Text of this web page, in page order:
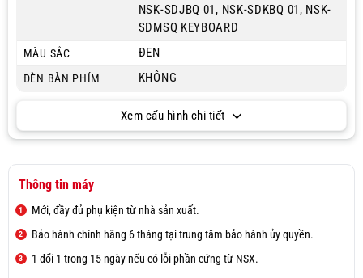
NSK-SDJBQ 01, NSK-SDKBQ 01, NSK-
SDMSQ KEYBOARD
MÀU SẮC ĐEN
ĐÈN BÀN PHÍM KHÔNG
Xem cấu hình chi tiết
Thông tin máy
Mới, đầy đủ phụ kiện từ nhà sản xuất.
Bảo hành chính hãng 6 tháng tại trung tâm bảo hành ủy quyền.
1 đổi 1 trong 15 ngày nếu có lỗi phần cứng từ NSX.